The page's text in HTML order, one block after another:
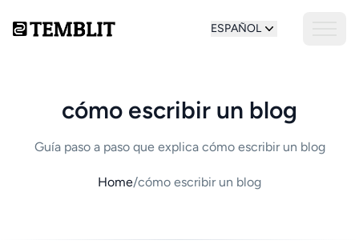
ESPAÑOL
cómo escribir un blog
Guía paso a paso que explica cómo escribir un blog
Home/cómo escribir un blog